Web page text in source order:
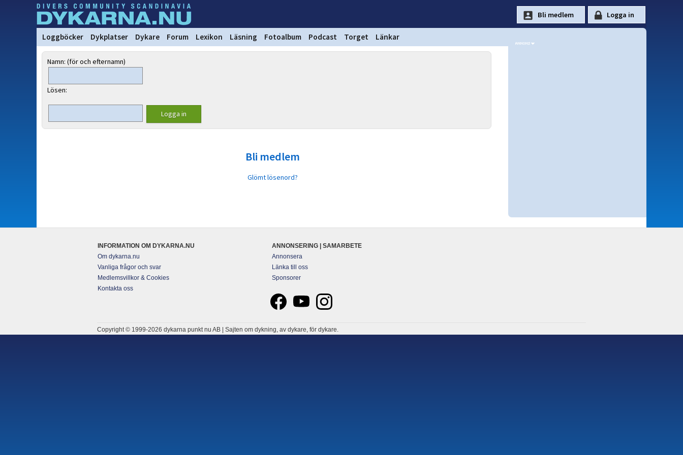
Loggböcker Dykplatser Dykare Forum Lexikon Läsning Fotoalbum Podcast Torget Länkar
Namn: (för och efternamn)
Lösen:
Bli medlem
Glömt lösenord?
INFORMATION OM DYKARNA.NU
Om dykarna.nu
Vanliga frågor och svar
Medlemsvillkor & Cookies
Kontakta oss
ANNONSERING | SAMARBETE
Annonsera
Länka till oss
Sponsorer
Copyright © 1999-2026 dykarna punkt nu AB | Sajten om dykning, av dykare, för dykare.